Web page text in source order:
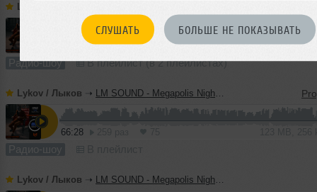
СЛУШАТЬ БОЛЬШЕ НЕ ПОКАЗЫВАТЬ
Lykov / Лыков
617 раз 120 MB, 256
Радио-шоу В плейлист (в 2 плейлистах)
Lykov / Лыков ➝ LM SOUND - Megapolis Night 14.07.2026
66:28
Радио-шоу
Lykov / Лыков ➝ LM SOUND - Megapolis Night 07.07.2026